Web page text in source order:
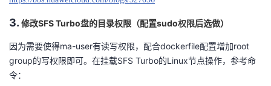
3. 修改SFS Turbo盘的目录权限（配置sudo权限后选做）
因为需要使得ma-user有读写权限，配合dockerfile配置增加root
group的写权限即可。在挂载SFS Turbo的Linux节点操作，参考命
令：